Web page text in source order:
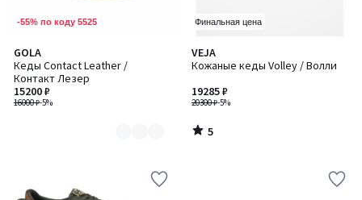
-55% по коду 5525
GOLA
Кеды Contact Leather /
Контакт Лезер
16000 ₽-5%
15200 ₽
Количество
цветов:
2
Финальная цена
VEJA
Кожаные кеды Volley / Волли
20300 ₽-5%
19285 ₽
5
/
5
/